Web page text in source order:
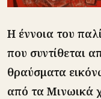
Η έννοια του
που συντίθεται
θραύσματα
από τα Μινωικά